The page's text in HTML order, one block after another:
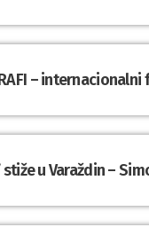
–
u Varaždin –